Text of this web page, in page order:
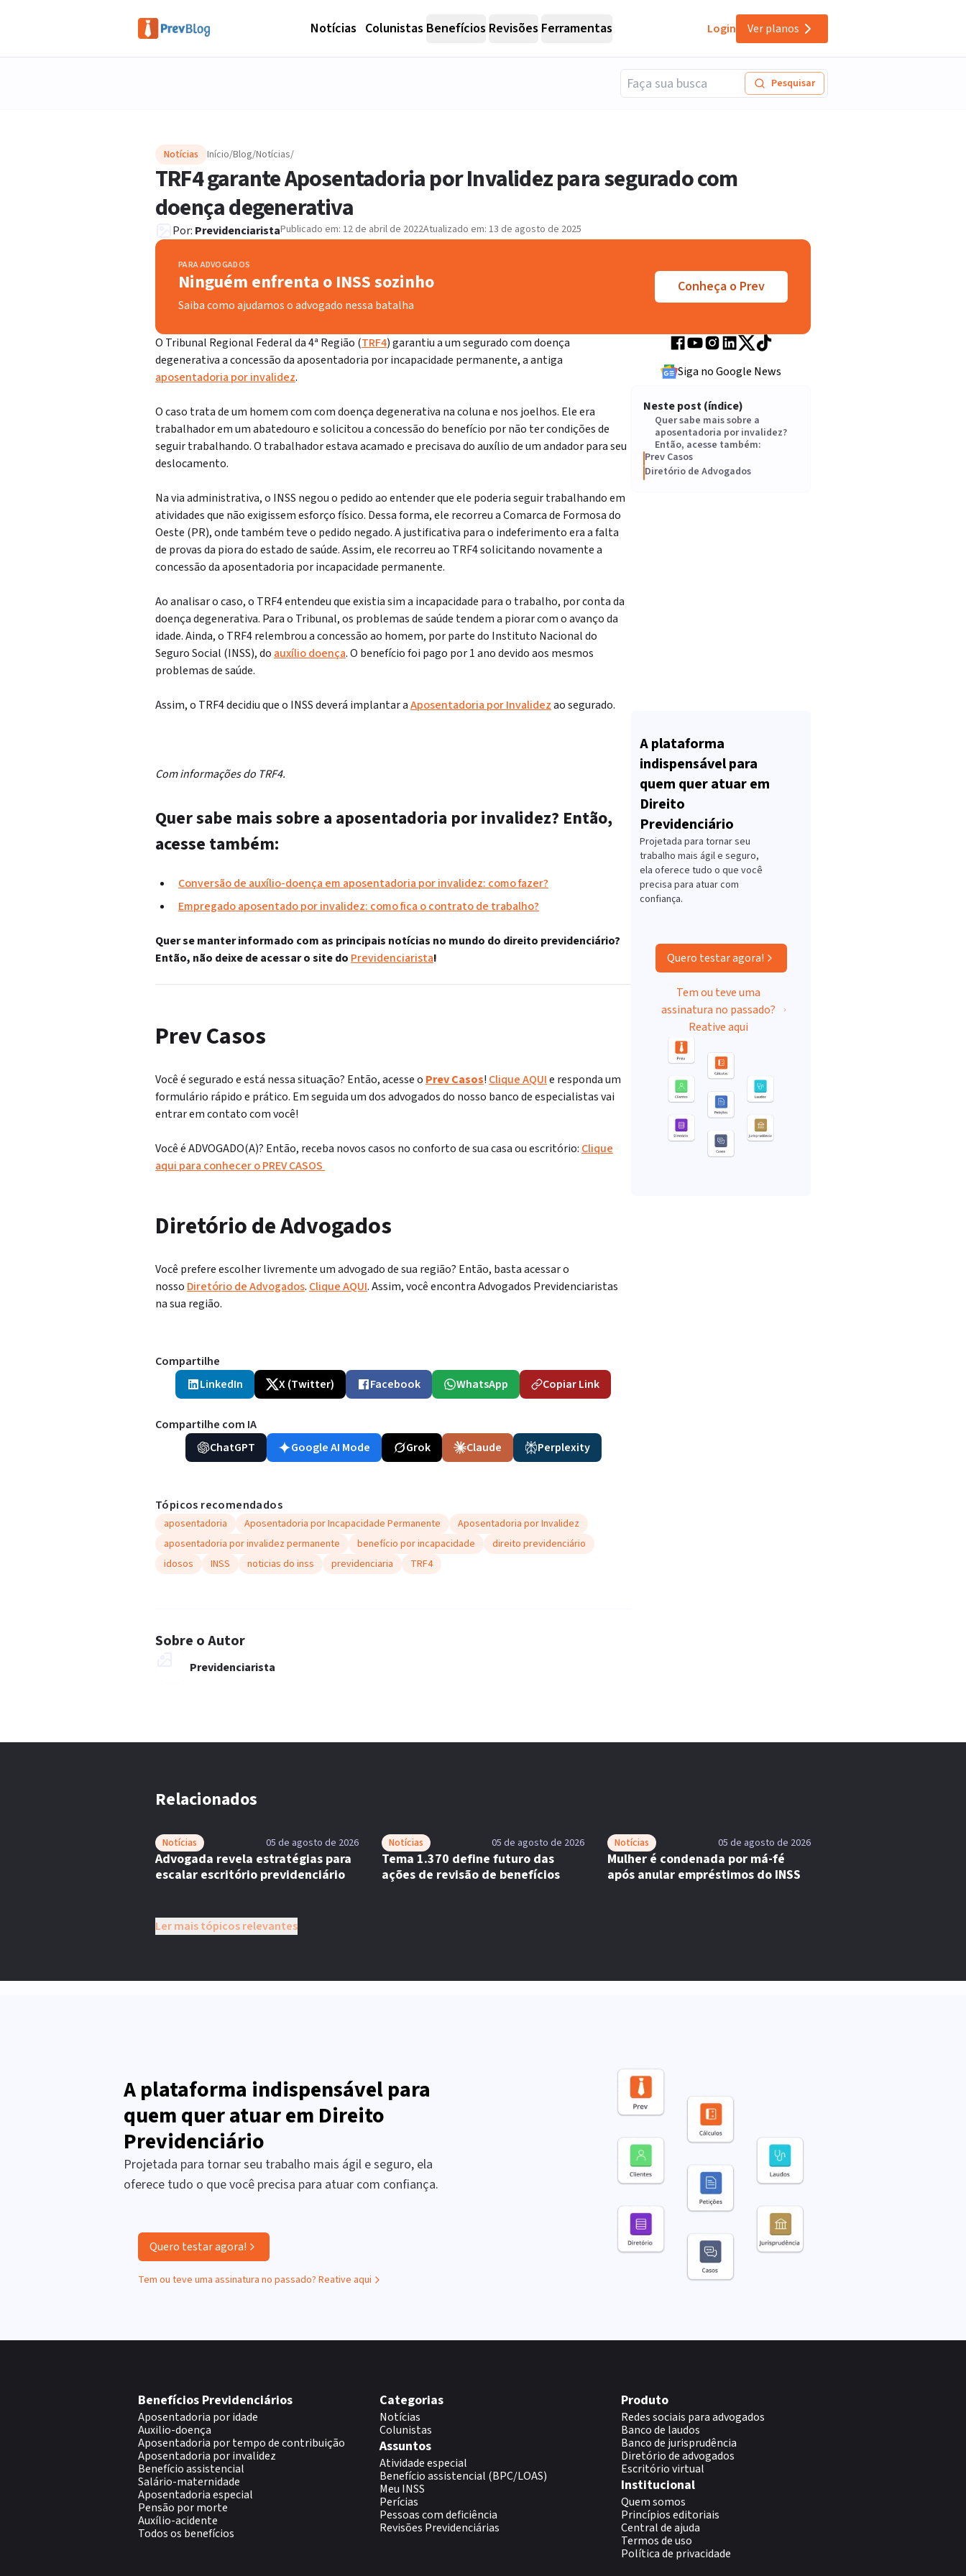
Notícias Colunistas Benefícios Revisões Ferramentas Login Ver planos
Pesquisar
Notícias Início/Blog/Notícias/
TRF4 garante Aposentadoria por Invalidez para segurado com
doença degenerativa
Por: PrevidenciaristaPublicado em: 12 de abril de 2022Atualizado em: 13 de agosto de 2025
PARA ADVOGADOS
Ninguém enfrenta o INSS sozinho
Saiba como ajudamos o advogado nessa batalha
Conheça o Prev
O Tribunal Regional Federal da 4ª Região (TRF4) garantiu a um segurado com doença
degenerativa a concessão da aposentadoria por incapacidade permanente, a antiga
aposentadoria por invalidez.
O caso trata de um homem com com doença degenerativa na coluna e nos joelhos. Ele era
trabalhador em um abatedouro e solicitou a concessão do benefício por não ter condições de
seguir trabalhando. O trabalhador estava acamado e precisava do auxílio de um andador para seu
deslocamento.
Na via administrativa, o INSS negou o pedido ao entender que ele poderia seguir trabalhando em
atividades que não exigissem esforço físico. Dessa forma, ele recorreu a Comarca de Formosa do
Oeste (PR), onde também teve o pedido negado. A justificativa para o indeferimento era a falta
de provas da piora do estado de saúde. Assim, ele recorreu ao TRF4 solicitando novamente a
concessão da aposentadoria por incapacidade permanente.
Ao analisar o caso, o TRF4 entendeu que existia sim a incapacidade para o trabalho, por conta da
doença degenerativa. Para o Tribunal, os problemas de saúde tendem a piorar com o avanço da
idade. Ainda, o TRF4 relembrou a concessão ao homem, por parte do Instituto Nacional do
Seguro Social (INSS), do auxílio doença. O benefício foi pago por 1 ano devido aos mesmos
problemas de saúde.
Siga no Google News
Neste post (índice)
Quer sabe mais sobre a
aposentadoria por invalidez?
Então, acesse também:
Prev Casos
Diretório de Advogados
Assim, o TRF4 decidiu que o INSS deverá implantar aAposentadoria por Invalidezao segurado.
Com informações do TRF4.
Quer sabe mais sobre a aposentadoria por invalidez? Então,
acesse também:
Conversão de auxílio-doença em aposentadoria por invalidez: como fazer?
Empregado aposentado por invalidez: como fica o contrato de trabalho?
Quer se manter informado com as principais notícias no mundo do direito previdenciário?
Então, não deixe de acessar o site do Previdenciarista!
Prev Casos
Você é segurado e está nessa situação? Então, acesse o Prev Casos! Clique AQUIe responda um
formulário rápido e prático. Em seguida um dos advogados do nosso banco de especialistas vai
entrar em contato com você!
Você é ADVOGADO(A)? Então, receba novos casos no conforto de sua casa ou escritório: Clique
aqui para conhecer o PREV CASOS
Diretório de Advogados
Você prefere escolher livremente um advogado de sua região? Então, basta acessar o
nosso Diretório de Advogados. Clique AQUI. Assim, você encontra Advogados Previdenciaristas
na sua região.
Compartilhe
LinkedIn
X (Twitter) Facebook WhatsApp Copiar Link
Compartilhe com IA
ChatGPT
Google AI Mode Grok Claude Perplexity
Tópicos recomendados
aposentadoria Aposentadoria por Incapacidade Permanente
Aposentadoria por Invalidez
aposentadoria por invalidez permanente
benefício por incapacidade
direito previdenciário
idosos
INSS noticias do inss previdenciaria TRF4
Sobre o Autor
Previdenciarista
A plataforma
indispensável para
quem quer atuar em
Direito
Previdenciário
Projetada para tornar seu
trabalho mais ágil e seguro,
ela oferece tudo o que você
precisa para atuar com
confiança.
Quero testar agora!
Tem ou teve uma
assinatura no passado?
Reative aqui
Relacionados
Notícias 05 de agosto de 2026
Advogada revela estratégias para
escalar escritório previdenciário
Notícias 05 de agosto de 2026
Tema 1.370 define futuro das
ações de revisão de benefícios
Notícias 05 de agosto de 2026
Mulher é condenada por má-fé
após anular empréstimos do INSS
Ler mais tópicos relevantes
A plataforma indispensável para
quem quer atuar em Direito
Previdenciário
Projetada para tornar seu trabalho mais ágil e seguro, ela
oferece tudo o que você precisa para atuar com confiança.
Quero testar agora!
Tem ou teve uma assinatura no passado? Reative aqui
Benefícios Previdenciários
Aposentadoria por idade
Auxilio-doença
Aposentadoria por tempo de contribuição
Aposentadoria por invalidez
Benefício assistencial
Salário-maternidade
Aposentadoria especial
Pensão por morte
Auxílio-acidente
Todos os benefícios
Categorias
Notícias
Colunistas
Assuntos
Atividade especial
Benefício assistencial (BPC/LOAS)
Meu INSS
Perícias
Pessoas com deficiência
Revisões Previdenciárias
Produto
Redes sociais para advogados
Banco de laudos
Banco de jurisprudência
Diretório de advogados
Escritório virtual
Institucional
Quem somos
Princípios editoriais
Central de ajuda
Termos de uso
Política de privacidade